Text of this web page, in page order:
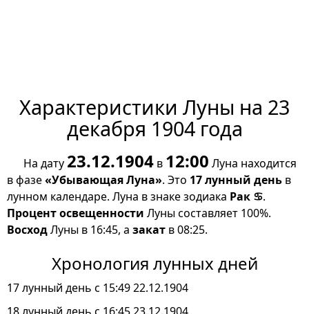
Характеристики Луны на 23
декабря 1904 года
На дату 23.12.1904 в 12:00 Луна находится
в фазе«Убывающая Луна». Это 17 лунный день в
лунном календаре. Луна в знаке зодиака Рак ♋.
Процент освещенности Луны составляет 100%.
ВосходЛуны в 16:45, а закат в 08:25.
Хронология лунных дней
17 лунный день с 15:49 22.12.1904